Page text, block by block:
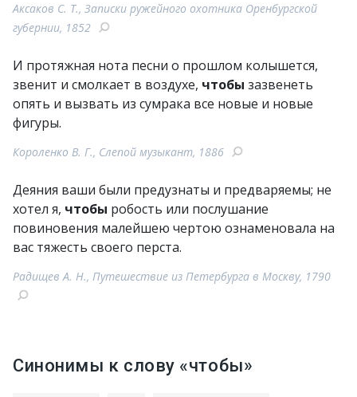
Аксаков С. Т., Записки ружейного охотника Оренбургской
губернии, 1852
И протяжная нота песни о прошлом колышется,
звенит и смолкает в воздухе, чтобы зазвенеть
опять и вызвать из сумрака все новые и новые
фигуры.
Короленко В. Г., Слепой музыкант, 1886
Деяния ваши были предузнаты и предваряемы; не
хотел я, чтобы робость или послушание
повиновения малейшею чертою ознаменовала на
вас тяжесть своего перста.
Радищев А. Н., Путешествие из Петербурга в Москву, 1790
Синонимы к слову «чтобы»